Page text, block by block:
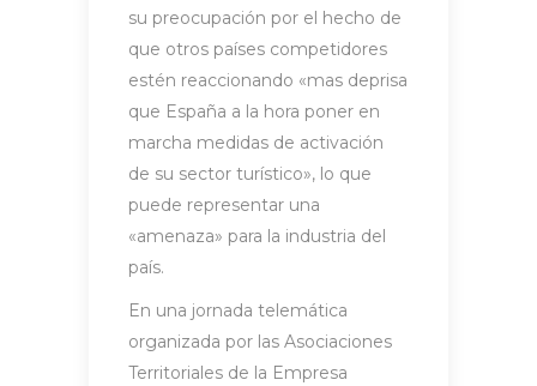
su preocupación por el hecho de
que otros países competidores
estén reaccionando «mas deprisa
que España a la hora poner en
marcha medidas de activación
de su sector turístico», lo que
puede representar una
«amenaza» para la industria del
país.
En una jornada telemática
organizada por las Asociaciones
Territoriales de la Empresa